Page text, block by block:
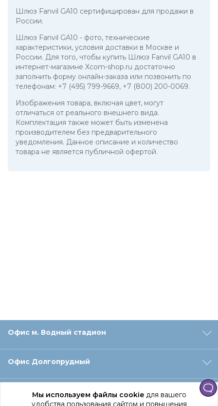
Мы используем файлы cookieдля вашего
удобства пользования сайтом и повышения
Шлюз Fanvil GA10 сертифицирован для продажи в
России.
Шлюз Fanvil GA10 - фото, технические
характеристики, условия доставки в Москве и
России. Для того, чтобы купить Шлюз Fanvil GA10 в
интернет-магазине Xcom-shop.ru достаточно
заполнить форму онлайн-заказа или позвонить по
телефонам: +7 (495) 799-9669, +7 (800) 200-0069.
Изображения товара, включая цвет, могут
отличаться от реального внешнего вида.
Комплектация также может быть изменена
производителем без предварительного
уведомления. Данное описание и количество
товара не является публичной офертой.
Офис м. Водный стадион
Офис Долгопрудный
Офис Санкт‑Петербург